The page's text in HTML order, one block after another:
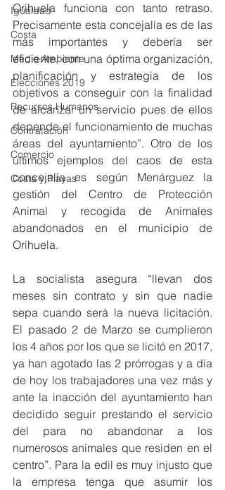
Igualdad
Costa
Medio Ambiente
Elecciones 2019
Recursos Humanos
Contratación
Comercio
Costa y Playas
Orihuela funciona con tanto retraso.
Precisamente esta concejalía es de las
más importantes y debería ser
eficiente, con una óptima organización,
planificación y estrategia de los
objetivos a conseguir con la finalidad
de alcanzar un servicio pues de ellos
depende el funcionamiento de muchas
áreas del ayuntamiento”. Otro de los
últimos ejemplos del caos de esta
concejalía es según Menárguez la
gestión del Centro de Protección
Animal y recogida de Animales
abandonados en el municipio de
Orihuela.
La socialista asegura “llevan dos
meses sin contrato y sin que nadie
sepa cuando será la nueva licitación.
El pasado 2 de Marzo se cumplieron
los 4 años por los que se licitó en 2017,
ya han agotado las 2 prórrogas y a día
de hoy los trabajadores una vez más y
ante la inacción del ayuntamiento han
decidido seguir prestando el servicio
del para no abandonar a los
numerosos animales que residen en el
centro”. Para la edil es muy injusto que
la empresa tenga que asumir los